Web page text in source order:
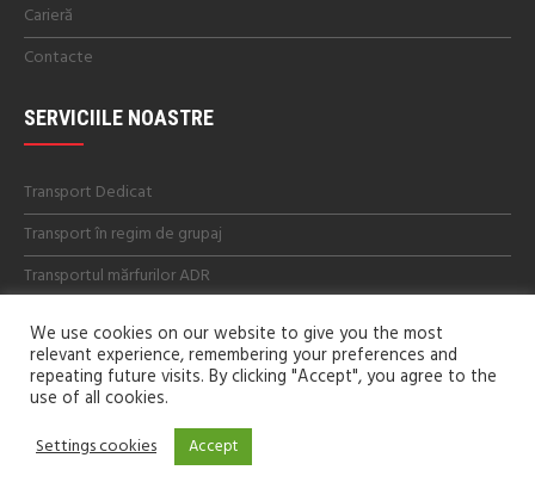
Carieră
Contacte
SERVICIILE NOASTRE
Transport Dedicat
Transport în regim de grupaj
Transportul mărfurilor ADR
Copyright © 2025 Olalina-Trans S.R.L. Toate drepturile
We use cookies on our website to give you the most
relevant experience, remembering your preferences and
repeating future visits. By clicking "Accept", you agree to the
use of all cookies.
Settings cookies
Accept